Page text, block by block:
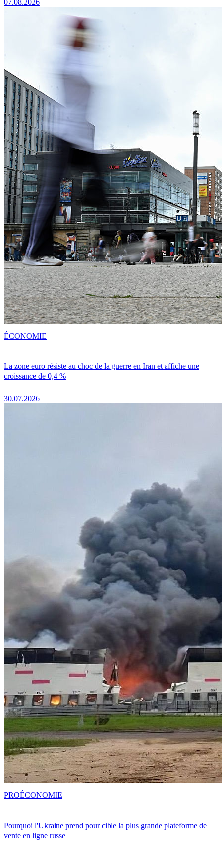
07.08.2026
La zone euro résiste au choc de la guerre en Iran et affiche une
croissance de 0,4 %
30.07.2026
ÉCONOMIE
Pourquoi l'Ukraine prend pour cible la plus grande plateforme de
vente en ligne russe
PROÉCONOMIE